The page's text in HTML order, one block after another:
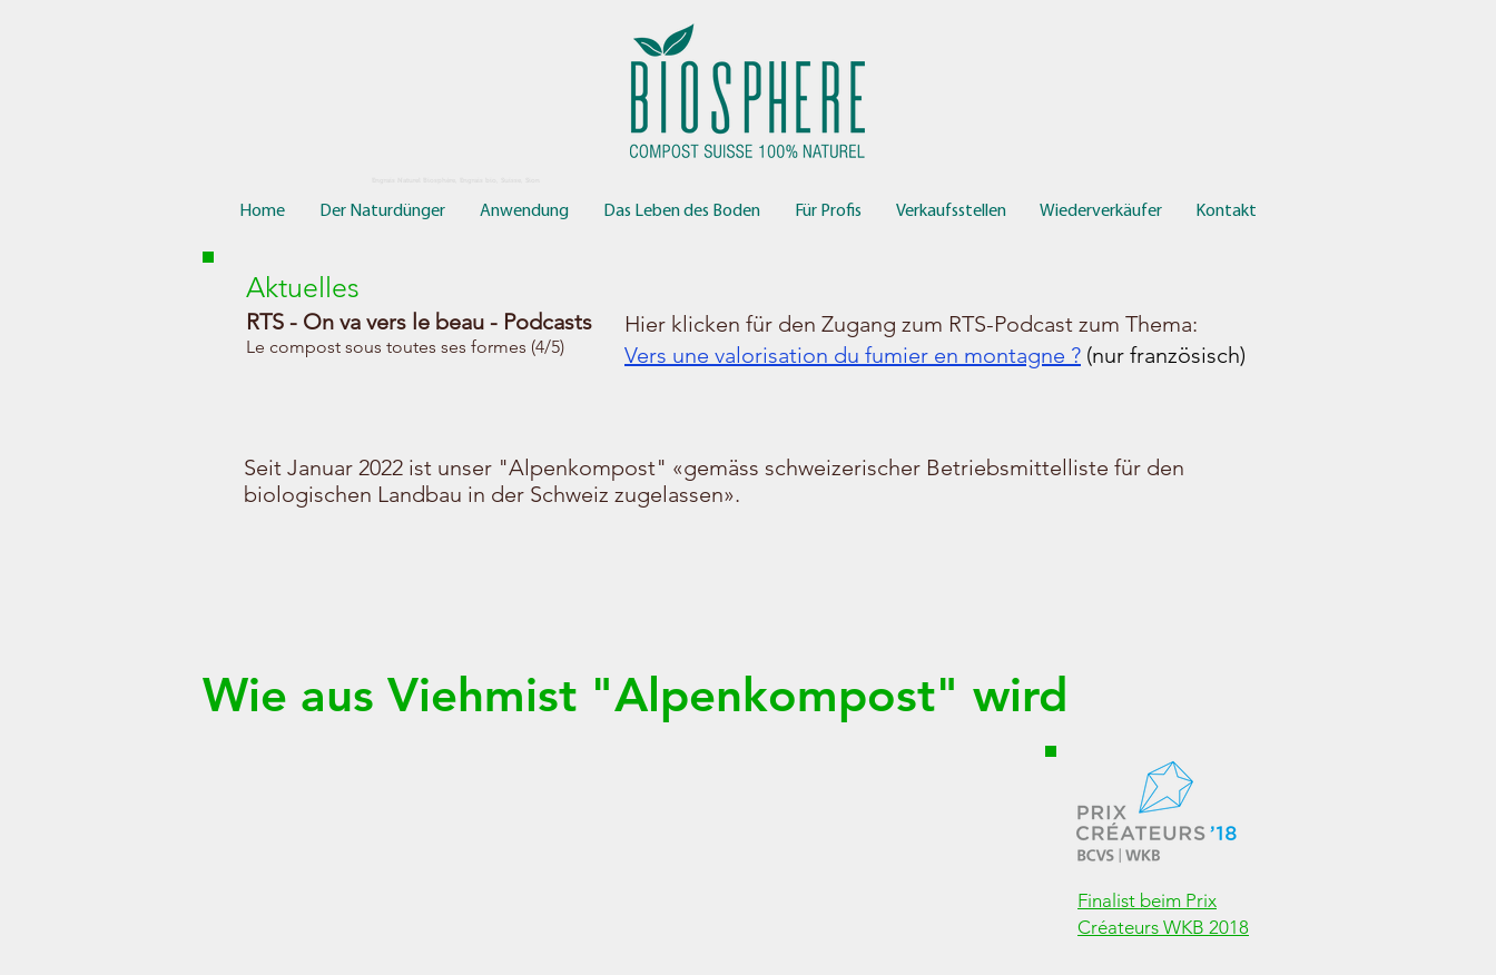
Home Der Naturdünger Anwendung Das Leben des Boden Für Profis Verkaufsstellen Wiederverkäufer Kontakt
Aktuelles
RTS - On va vers le beau - Podcasts
Le compost sous toutes ses formes (4/5)
Hier klicken für den Zugang zum RTS-Podcast zum Thema:
Vers une valorisation du fumier en montagne ? (nur französisch)
Seit Januar 2022 ist unser "Alpenkompost" «gemäss schweizerischer Betriebsmittelliste für den
biologischen Landbau in der Schweiz zugelassen».
Wie aus Viehmist "Alpenkompost" wird
Finalist beim Prix
Créateurs WKB 2018